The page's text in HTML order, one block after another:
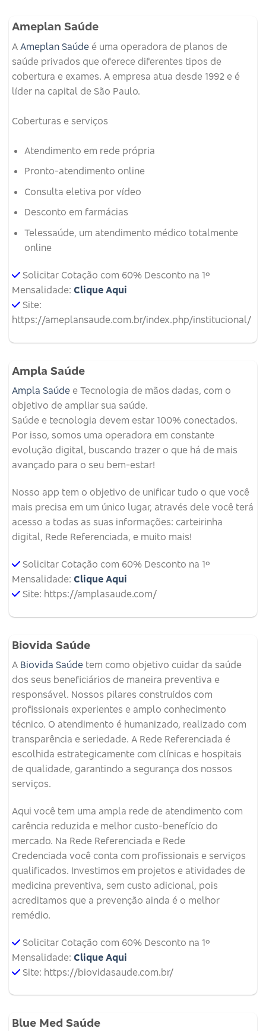
Ameplan Saúde
A Ameplan Saúde é uma operadora de planos de
saúde privados que oferece diferentes tipos de
cobertura e exames. A empresa atua desde 1992 e é
líder na capital de São Paulo.
Coberturas e serviços
Atendimento em rede própria
Pronto-atendimento online
Consulta eletiva por vídeo
Desconto em farmácias
Telessaúde, um atendimento médico totalmente
online
Solicitar Cotação com 60% Desconto na 1º
Mensalidade: Clique Aqui
Site:
https://ameplansaude.com.br/index.php/institucional/
Ampla Saúde
Ampla Saúde e Tecnologia de mãos dadas, com o
objetivo de ampliar sua saúde.
Saúde e tecnologia devem estar 100% conectados.
Por isso, somos uma operadora em constante
evolução digital, buscando trazer o que há de mais
avançado para o seu bem-estar!
Nosso app tem o objetivo de unificar tudo o que você
mais precisa em um único lugar, através dele você terá
acesso a todas as suas informações: carteirinha
digital, Rede Referenciada, e muito mais!
Solicitar Cotação com 60% Desconto na 1º
Mensalidade: Clique Aqui
Site: https://amplasaude.com/
Biovida Saúde
A Biovida Saúde tem como objetivo cuidar da saúde
dos seus beneficiários de maneira preventiva e
responsável. Nossos pilares construídos com
profissionais experientes e amplo conhecimento
técnico. O atendimento é humanizado, realizado com
transparência e seriedade. A Rede Referenciada é
escolhida estrategicamente com clínicas e hospitais
de qualidade, garantindo a segurança dos nossos
serviços.
Aqui você tem uma ampla rede de atendimento com
carência reduzida e melhor custo-benefício do
mercado. Na Rede Referenciada e Rede
Credenciada você conta com profissionais e serviços
qualificados. Investimos em projetos e atividades de
medicina preventiva, sem custo adicional, pois
acreditamos que a prevenção ainda é o melhor
remédio.
Solicitar Cotação com 60% Desconto na 1º
Mensalidade: Clique Aqui
Site: https://biovidasaude.com.br/
Blue Med Saúde